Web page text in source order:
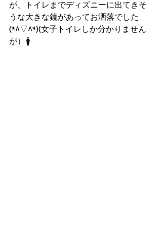
が、トイレまでディズニーに出てきそ
うな大きな鏡があってお洒落でした
(*^▽^*)(女子トイレしか分かりません
が）🚺